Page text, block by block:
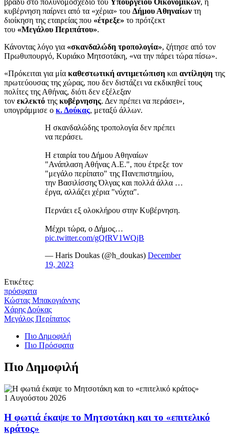
κυβέρνηση παίρνει από τα «χέρια» του Δήμου Αθηναίων τη
διοίκηση της εταιρείας που «έτρεξε» το πρότζεκτ
του «Μεγάλου Περιπάτου».
Κάνοντας λόγο για «σκανδαλώδη τροπολογία», ζήτησε από τον
Πρωθυπουργό, Κυριάκο Μητσοτάκη, «να την πάρει τώρα πίσω».
«Πρόκειται για μία καθεστωτική αντιμετώπιση και αντίληψη της
πρωτεύουσας της χώρας, που δεν διστάζει να εκδικηθεί τους
πολίτες της Αθήνας, διότι δεν εξέλεξαν
τον εκλεκτό της κυβέρνησης. Δεν πρέπει να περάσει»,
υπογράμμισε ο κ. Δούκας, μεταξύ άλλων.
Η σκανδαλώδης τροπολογία δεν πρέπει
να περάσει.
Η εταιρία του Δήμου Αθηναίων
"Ανάπλαση Αθήνας Α.Ε.", που έτρεξε τον
"μεγάλο περίπατο" της Πανεπιστημίου,
την Βασιλίσσης Όλγας και πολλά άλλα …
έργα, αλλάζει χέρια "νύχτα".
Περνάει εξ ολοκλήρου στην Κυβέρνηση.
Μέχρι τώρα, ο Δήμος…
pic.twitter.com/gQfRV1WQjB
— Haris Doukas (@h_doukas) December
19, 2023
Ετικέτες:
πρόσφατα
Κώστας Μπακογιάννης
Χάρης Δούκας
Μεγάλος Περίπατος
Πιο Δημοφιλή
Πιο Πρόσφατα
Πιο Δημοφιλή
1 Αυγούστου 2026
Η φωτιά έκαψε το Μητσοτάκη και το «επιτελικό
κράτος»